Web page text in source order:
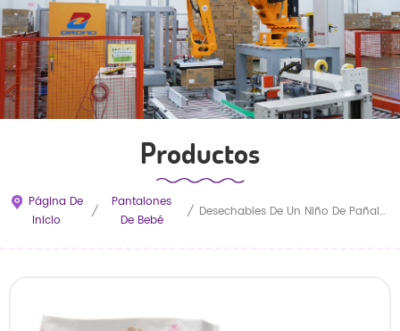
Productos
Página De
Inicio
/
Pantalones
De Bebé
/ Desechables De Un Niño De Pañales Pantalones De Tirar De Los Pantalones